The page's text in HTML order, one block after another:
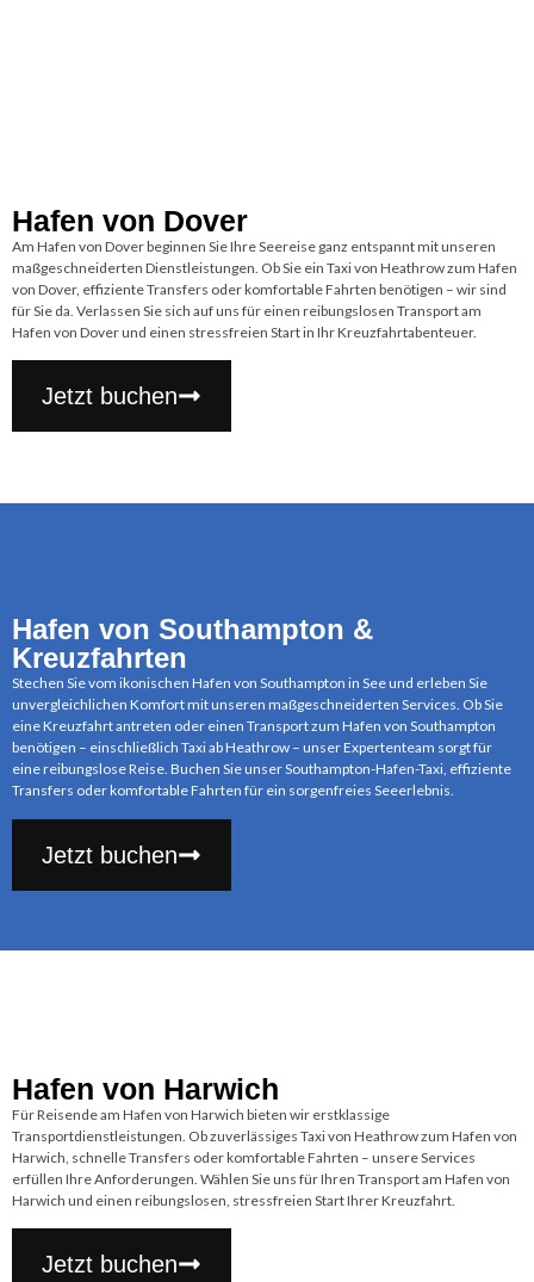
Hafen von Dover
Am Hafen von Dover beginnen Sie Ihre Seereise ganz entspannt mit unseren
maßgeschneiderten Dienstleistungen. Ob Sie ein Taxi von Heathrow zum Hafen
von Dover, effiziente Transfers oder komfortable Fahrten benötigen – wir sind
für Sie da. Verlassen Sie sich auf uns für einen reibungslosen Transport am
Hafen von Dover und einen stressfreien Start in Ihr Kreuzfahrtabenteuer.
Jetzt buchen
Hafen von Southampton &
Kreuzfahrten
Stechen Sie vom ikonischen Hafen von Southampton in See und erleben Sie
unvergleichlichen Komfort mit unseren maßgeschneiderten Services. Ob Sie
eine Kreuzfahrt antreten oder einen Transport zum Hafen von Southampton
benötigen – einschließlich Taxi ab Heathrow – unser Expertenteam sorgt für
eine reibungslose Reise. Buchen Sie unser Southampton-Hafen-Taxi, effiziente
Transfers oder komfortable Fahrten für ein sorgenfreies Seeerlebnis.
Jetzt buchen
Hafen von Harwich
Für Reisende am Hafen von Harwich bieten wir erstklassige
Transportdienstleistungen. Ob zuverlässiges Taxi von Heathrow zum Hafen von
Harwich, schnelle Transfers oder komfortable Fahrten – unsere Services
erfüllen Ihre Anforderungen. Wählen Sie uns für Ihren Transport am Hafen von
Harwich und einen reibungslosen, stressfreien Start Ihrer Kreuzfahrt.
Jetzt buchen